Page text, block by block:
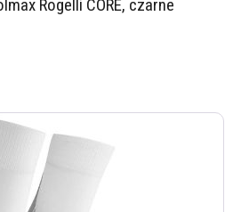
Rogelli CORE, czarne